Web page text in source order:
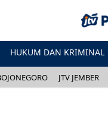
HUKUM DAN KRIMINAL
JTV JEMBER